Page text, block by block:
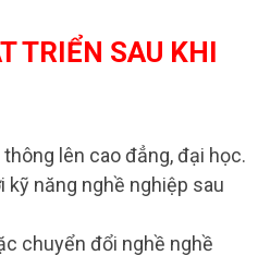
TRIỂN SAU KHI
lên cao đẳng, đại học.
kỹ năng nghề nghiệp sau
chuyển đổi nghề nghề